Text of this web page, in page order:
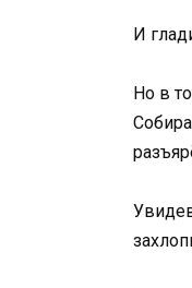
И
Но в